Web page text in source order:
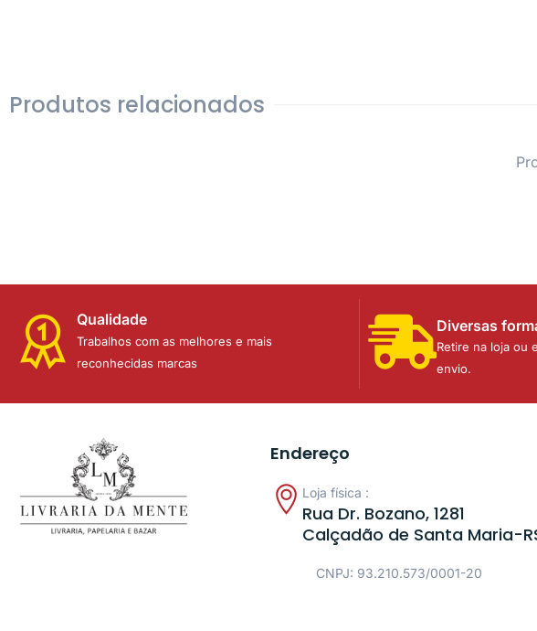
Produtos relacionados
Qualidade
Trabalhos com as melhores e mais
reconhecidas marcas
Diversas
Retire na loja ou
envio.
Endereço
Loja física :
Rua Dr. Bozano, 1281
Calçadão de Santa Maria-
CNPJ: 93.210.573/0001-20